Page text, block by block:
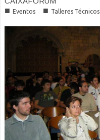
■ Eventos ■ Talleres Técnicos